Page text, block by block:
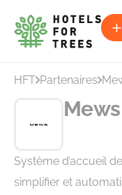
HFT Partenaires
Mews
Système d’accueil
simplifier et